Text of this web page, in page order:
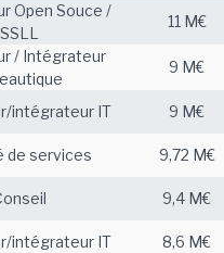
Open Souce /
SSLL
11 M€
/ Intégrateur
9 M€
intégrateur IT 9 M€
de services 9,72 M€
9,4 M€
intégrateur IT 8,6 M€